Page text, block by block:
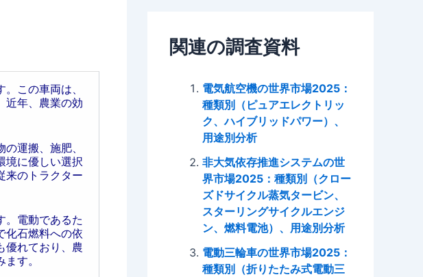
この車両は、
近年、農業の効
運搬、施肥、
境に優しい選択
来のトラクター
。電動であるた
化石燃料への依
優れており、農
す。
関連の調査資料
電気航空機の世界市場2025：
種類別（ピュアエレクトリッ
ク、ハイブリッドパワー）、
用途別分析
非大気依存推進システムの世
界市場2025：種類別（クロー
ズドサイクル蒸気タービン、
スターリングサイクルエンジ
ン、燃料電池）、用途別分析
電動三輪車の世界市場2025：
種類別（折りたたみ式電動三